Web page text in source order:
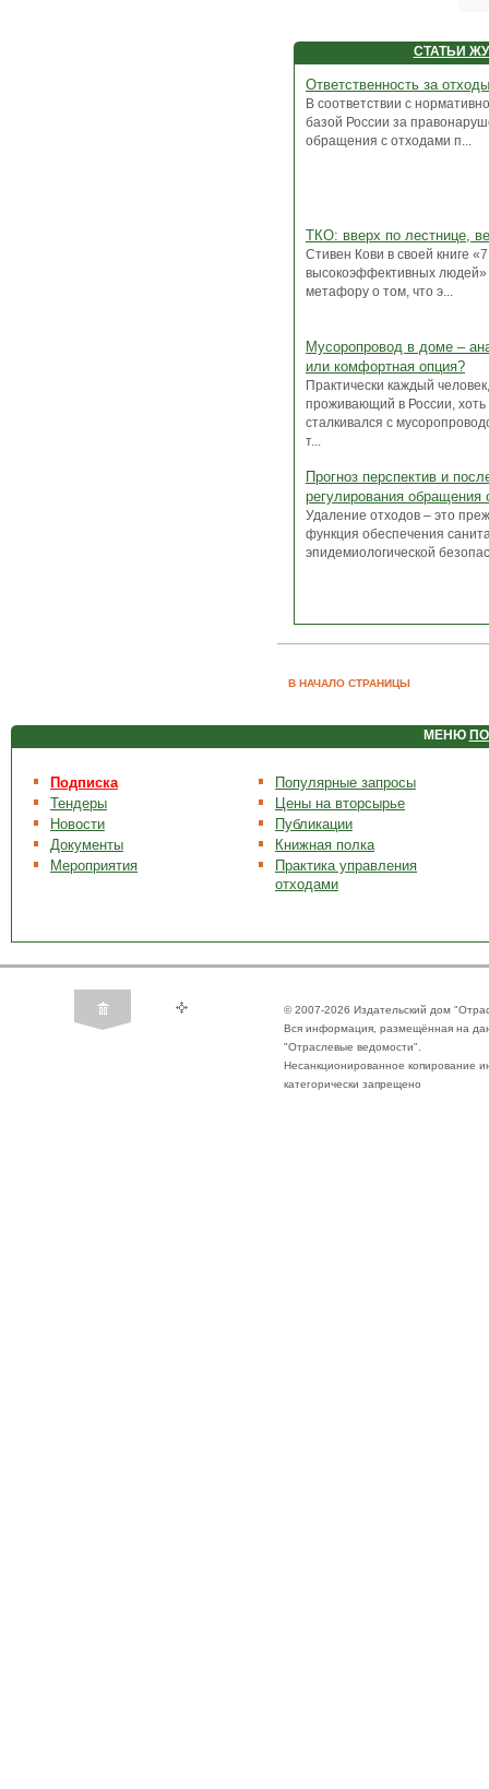
СТАТЬИ
Ответственность за отходы
В соответствии с
базой России за
обращения с отходами п...
ТКО: вверх по лестнице,
Стивен Кови в своей книге
высокоэффективных людей»
метафору о том, что э...
Мусоропровод в доме –
или комфортная опция?
Практически каждый человек,
проживающий в России, хоть
сталкивался с
т...
Прогноз перспектив и
регулирования
Удаление отходов – это
функция обеспечения
эпидемиологической
В НАЧАЛО СТРАНИЦЫ
МЕНЮ
Подписка
Тендеры
Новости
Документы
Мероприятия
Популярные запросы
Цены на вторсырье
Публикации
Книжная полка
Практика управления
отходами
© 2007-2026 Издательский дом
Вся информация, размещённая на
"Отраслевые ведомости".
Несанкционированное копирование
категорически запрещено